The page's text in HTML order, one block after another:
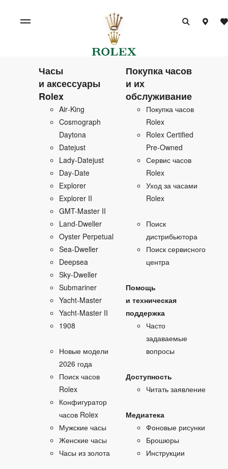
Часы
и аксессуары
Rolex
Air‑King
Cosmograph
Daytona
Datejust
Lady‑Datejust
Day‑Date
Explorer
Explorer II
GMT-Master II
Land‑Dweller
Oyster Perpetual
Sea‑Dweller
Deepsea
Sky‑Dweller
Submariner
Yacht‑Master
Yacht‑Master II
1908
Новые модели
2026 года
Поиск часов
Rolex
Конфигуратор
часов Rolex
Мужские часы
Женские часы
Часы из золота
Покупка часов
и их
обслуживание
Покупка часов
Rolex
Rolex Certified
Pre‑Owned
Сервис часов
Rolex
Уход за часами
Rolex
Поиск
дистрибьютора
Поиск сервисного
центра
Помощь
и техническая
поддержка
Часто
задаваемые
вопросы
Доступность
Читать заявление
Медиатека
Фоновые рисунки
Брошюры
Инструкции